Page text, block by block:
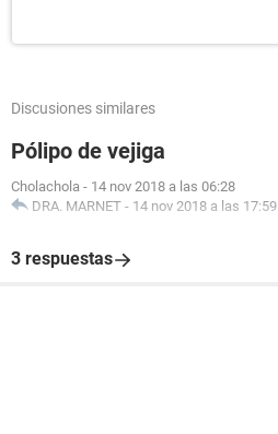
Discusiones similares
Pólipo de vejiga
Cholachola - 14 nov 2018 a las 06:28
DRA. MARNET - 14 nov 2018 a las 17:59
3 respuestas